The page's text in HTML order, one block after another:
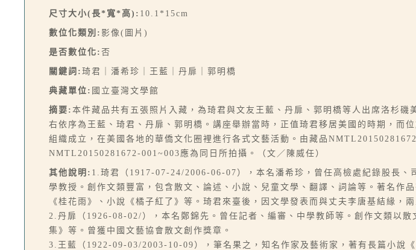
尺寸大小(長*寬*高): 10.1*15cm
數位化類別: 影像(圖片)
是否數位化: 否
關鍵詞: 琦君｜潘希珍｜王藍｜丹扉｜郭明橋
典藏單位: 國立臺灣文學館
摘要: 本件藏品共有五張照片入藏，為琦君與文友王藍、丹扉、郭明橋等人出席洛杉
右依序為王藍、琦君、丹扉、郭明橋。講座舉辦當時，正值琦君移居美國的時期，而
組織成立，在美國各地的華僑文化圈裡進行各式文藝活動。由藏品
NMTL20150281672-001~003應為同日所拍攝。（文／陳威任）
其他說明: 1.琦君（1917-07-24/2006-06-07），本名潘希珍，曾任高檢處紀錄股長、
學教授。創作文類豐富，包含散文、論述、小說、兒童文學、翻譯、詞論等。著名作
《桂花雨》、小說《橘子紅了》等。琦君來臺後，因文學發表而與丈夫李唐基結緣，
2.丹扉（1926-08-02/），本名鄭錦先。曾任記者、編審、中學教師等。創作文類以
集》等。曾獲中國文藝協會散文創作獎章。
3.王藍（1922-09-03/2003-10-09），筆名果之，知名作家及藝術家，著有長篇小說《